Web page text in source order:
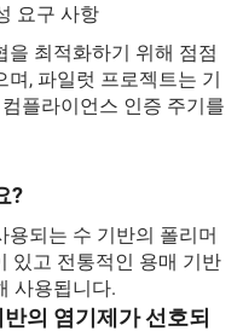
요구 사항
을 최적화하기 위해 점점
, 파일럿 프로젝트는 기
플라이언스 인증 주기를
?
용되는 수 기반의 폴리머
있고 전통적인 용매 기반
사용됩니다.
의 염기제가 선호되